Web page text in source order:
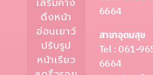
เสริมคาง
ดึงหน้า
อ่อนเยาว์
ปรับรูป
หน้าเรียว
6664
สาขาอุดมสุข
Tel : 061-
6664